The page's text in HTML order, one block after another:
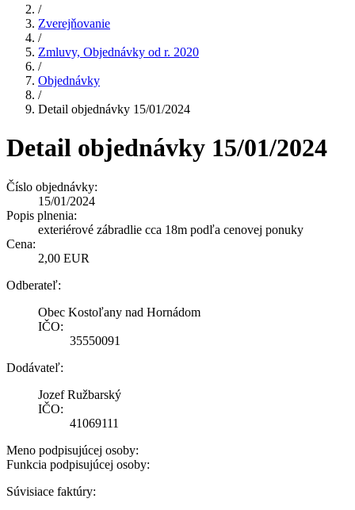
/
Zverejňovanie
/
Zmluvy, Objednávky od r. 2020
/
Objednávky
/
Detail objednávky 15/01/2024
Detail objednávky 15/01/2024
Číslo objednávky:
15/01/2024
Popis plnenia:
exteriérové zábradlie cca 18m podľa cenovej ponuky
Cena:
2,00 EUR
Odberateľ:
Obec Kostoľany nad Hornádom
IČO:
35550091
Dodávateľ:
Jozef Ružbarský
IČO:
41069111
Meno podpisujúcej osoby:
Funkcia podpisujúcej osoby:
Súvisiace faktúry: